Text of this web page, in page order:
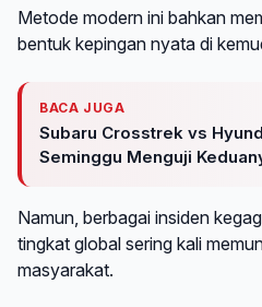
Metode modern ini bahkan
bentuk kepingan nyata di
BACA JUGA
Subaru Crosstrek vs
Seminggu Menguji
Namun, berbagai insiden
tingkat global sering kali
masyarakat.